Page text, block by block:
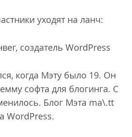
уходят на ланч:
создатель WordPress
когда Мэту было 19. Он
софта для блогинга. С
Блог Мэта ma\.tt
WordPress.